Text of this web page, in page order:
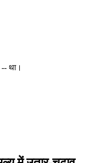
-- था।